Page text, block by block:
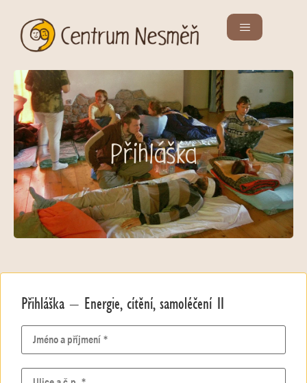
Přihláška
Přihláška – Energie, cítění, samoléčení II